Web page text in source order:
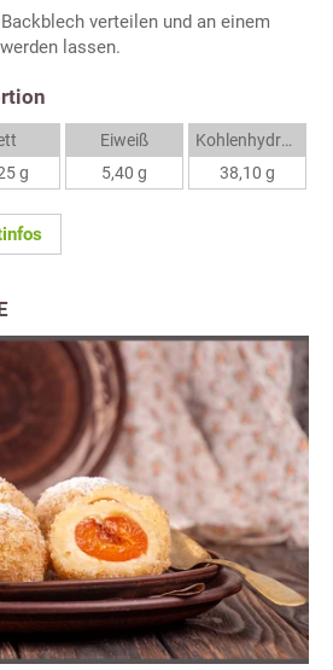
verteilen und an einem
lassen.
g
Eiweiß
5,40 g
Kohlenhydrate
38,10 g